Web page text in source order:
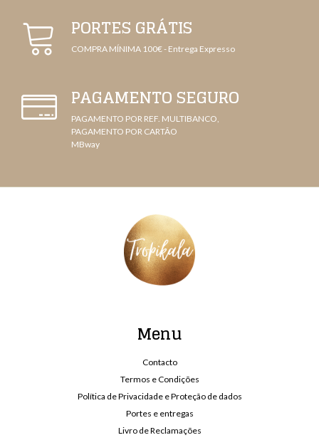
PORTES GRÁTIS
COMPRA MÍNIMA 100€ - Entrega Expresso
PAGAMENTO SEGURO
PAGAMENTO POR REF. MULTIBANCO,
PAGAMENTO POR CARTÃO
MBway
Menu
Contacto
Termos e Condições
Política de Privacidade e Proteção de dados
Portes e entregas
Livro de Reclamações